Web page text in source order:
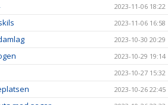
2023-11-06 18:22
2023-11-06 16:58
2023-10-30 20:29
2023-10-29 19:14
2023-10-27 15:32
2023-10-26 22:45